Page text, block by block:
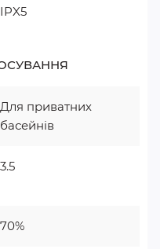
IPX5
Для приватних
басейнів
3.5
70%